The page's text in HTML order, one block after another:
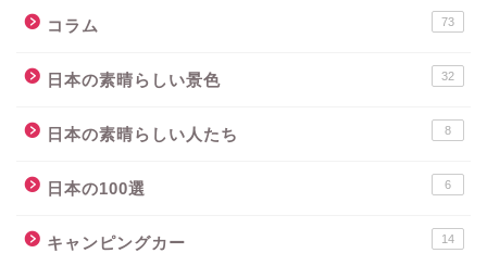
コラム 73
日本の素晴らしい景色 32
日本の素晴らしい人たち 8
日本の100選 6
キャンピングカー 14